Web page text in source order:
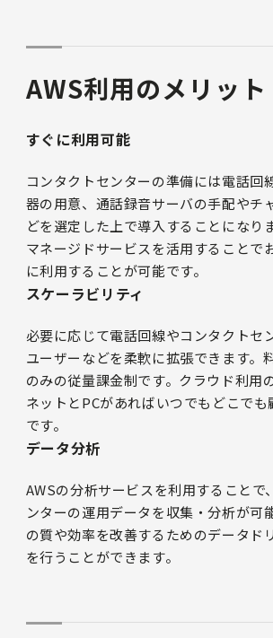
AWS利用のメリット
すぐに利用可能
コンタクトセンターの準備には電話回
器の用意、通話録音サーバの手配やチ
どを選定した上で導入することになり
マネージドサービスを活用することで
に利用することが可能です。
スケーラビリティ
必要に応じて電話回線やコンタクトセ
ユーザーなどを柔軟に拡張できます。
のみの従量課金制です。クラウド利用
ネットとPCがあればいつでもどこでも
です。
データ分析
AWSの分析サービスを利用することで
ンターの運用データを収集・分析が可
の質や効率を改善するためのデータド
を行うことができます。